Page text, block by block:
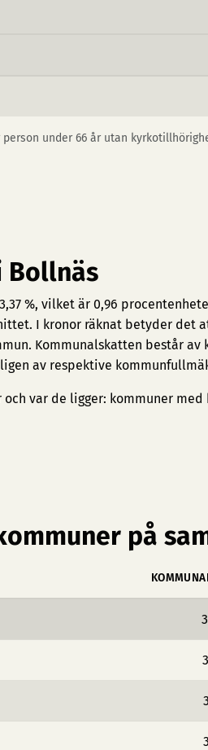
under 66 år utan
Bollnäs
%, vilket är 0,96
I kronor räknat betyder det
Kommunalskatten består av
av respektive
och var de ligger: kommuner
på